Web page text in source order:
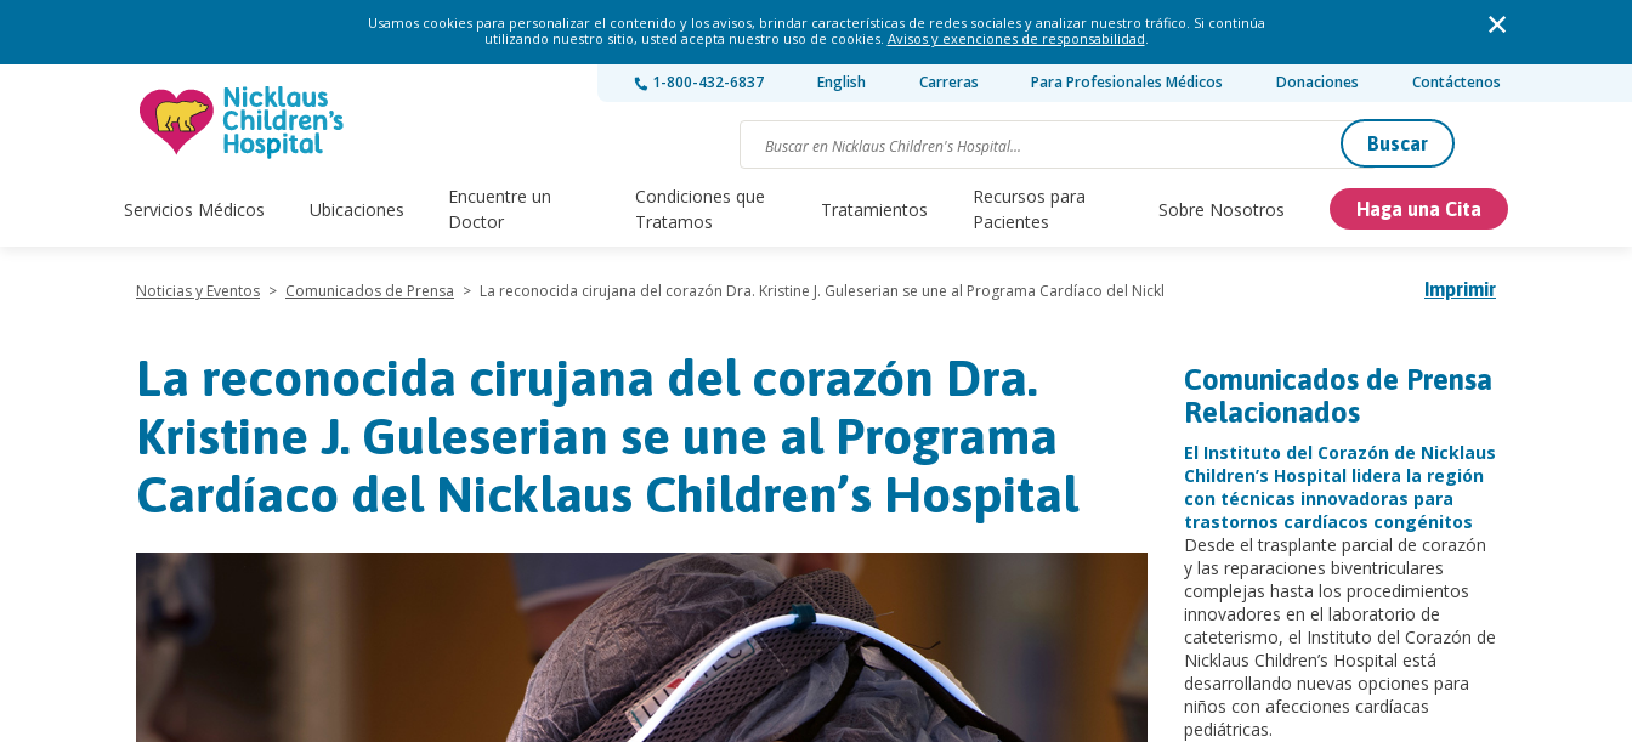
Usamos cookies para personalizar el contenido y los avisos, brindar características de redes sociales y analizar nuestro tráfico. Si continúa
utilizando nuestro sitio, usted acepta nuestro uso de cookies. Avisos y exenciones de responsabilidad.
1-800-432-6837 English Carreras Para Profesionales Médicos Donaciones Contáctenos
Buscar
Servicios Médicos Ubicaciones
Encuentre un
Doctor
Condiciones que
Tratamos
Tratamientos
Recursos para
Pacientes
Sobre Nosotros Haga una Cita
Imprimir
Noticias y Eventos > Comunicados de Prensa > La reconocida cirujana del corazón Dra. Kristine J. Guleserian se une al Programa Cardíaco del Nickl
La reconocida cirujana del corazón Dra.
Kristine J. Guleserian se une al Programa
Cardíaco del Nicklaus Children’s Hospital
Comunicados de Prensa
Relacionados
El Instituto del Corazón de Nicklaus
Children’s Hospital lidera la región
con técnicas innovadoras para
trastornos cardíacos congénitos
Desde el trasplante parcial de corazón
y las reparaciones biventriculares
complejas hasta los procedimientos
innovadores en el laboratorio de
cateterismo, el Instituto del Corazón de
Nicklaus Children’s Hospital está
desarrollando nuevas opciones para
niños con afecciones cardíacas
pediátricas.